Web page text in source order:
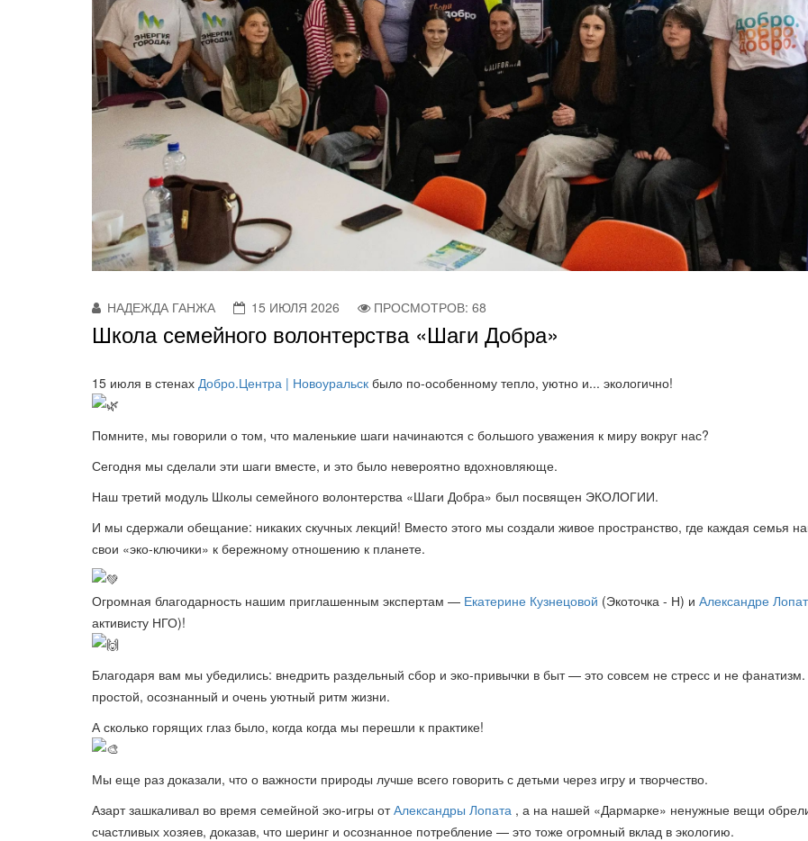
НАДЕЖДА ГАНЖА 15 ИЮЛЯ 2026 ПРОСМОТРОВ: 68
Школа семейного волонтерства «Шаги Добра»
15 июля в стенах Добро.Центра | Новоуральск было по-особенному тепло, уютно и... экологично!
Помните, мы говорили о том, что маленькие шаги начинаются с большого уважения к миру вокруг нас?
Сегодня мы сделали эти шаги вместе, и это было невероятно вдохновляюще.
Наш третий модуль Школы семейного волонтерства «Шаги Добра» был посвящен ЭКОЛОГИИ.
И мы сдержали обещание: никаких скучных лекций! Вместо этого мы создали живое пространство, где каждая семья
свои «эко-ключики» к бережному отношению к планете.
Огромная благодарность нашим приглашенным экспертам — Екатерине Кузнецовой (Экоточка - Н) и Александре
активисту НГО)!
Благодаря вам мы убедились: внедрить раздельный сбор и эко-привычки в быт — это совсем не стресс и не
простой, осознанный и очень уютный ритм жизни.
А сколько горящих глаз было, когда когда мы перешли к практике!
Мы еще раз доказали, что о важности природы лучше всего говорить с детьми через игру и творчество.
Азарт зашкаливал во время семейной эко-игры отАлександры Лопата , а на нашей «Дармарке» ненужные вещи
счастливых хозяев, доказав, что шеринг и осознанное потребление — это тоже огромный вклад в экологию.